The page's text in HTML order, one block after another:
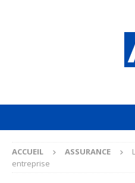
ACCUEIL ASSURANCE
entreprise